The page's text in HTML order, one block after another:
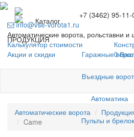
Каталог
ПРОДУКЦИЯ
Гаражные
Въездные
Автоматика
Пульты и
+7 (3462) 95-11-
info@vse-vorota1.ru
Автоматические ворота, рольставни
Калькулятор стоимости
Акции и скидки
0 Ваш
Автоматические ворота
Came